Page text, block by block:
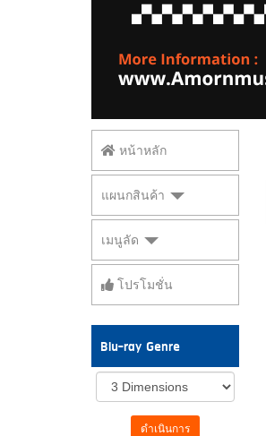
หน้าหลัก
แผนกสินค้า
เมนูลัด
โปรโมชั่น
Blu-ray Genre
ดำเนินการ